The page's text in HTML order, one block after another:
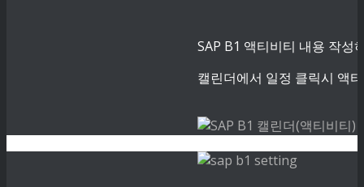
SAP B1 액티비티 내용 작성
캘린더에서 일정 클릭시 액